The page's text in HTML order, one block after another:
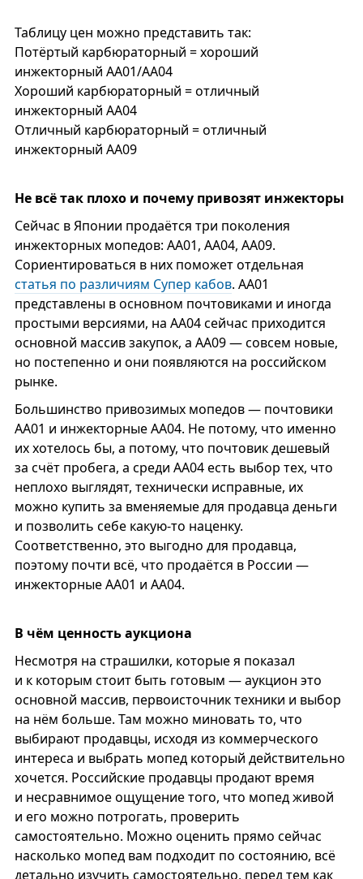
Таблицу цен можно представить так:
Потёртый карбюраторный = хороший
инжекторный АА01/АА04
Хороший карбюраторный = отличный
инжекторный АА04
Отличный карбюраторный = отличный
инжекторный АА09
Не всё так плохо и почему привозят инжекторы
Сейчас в Японии продаётся три поколения
инжекторных мопедов: AA01, AA04, AA09.
Сориентироваться в них поможет отдельная
статья по различиям Супер кабов. АА01
представлены в основном почтовиками и иногда
простыми версиями, на АА04 сейчас приходится
основной массив закупок, а AA09 — совсем новые,
но постепенно и они появляются на российском
рынке.
Большинство привозимых мопедов — почтовики
АА01 и инжекторные АА04. Не потому, что именно
их хотелось бы, а потому, что почтовик дешевый
за счёт пробега, а среди АА04 есть выбор тех, что
неплохо выглядят, технически исправные, их
можно купить за вменяемые для продавца деньги
и позволить себе какую-то наценку.
Соответственно, это выгодно для продавца,
поэтому почти всё, что продаётся в России —
инжекторные АА01 и АА04.
В чём ценность аукциона
Несмотря на страшилки, которые я показал
и к которым стоит быть готовым — аукцион это
основной массив, первоисточник техники и выбор
на нём больше. Там можно миновать то, что
выбирают продавцы, исходя из коммерческого
интереса и выбрать мопед который действительно
хочется. Российские продавцы продают время
и несравнимое ощущение того, что мопед живой
и его можно потрогать, проверить
самостоятельно. Можно оценить прямо сейчас
насколько мопед вам подходит по состоянию, всё
детально изучить самостоятельно, перед тем как